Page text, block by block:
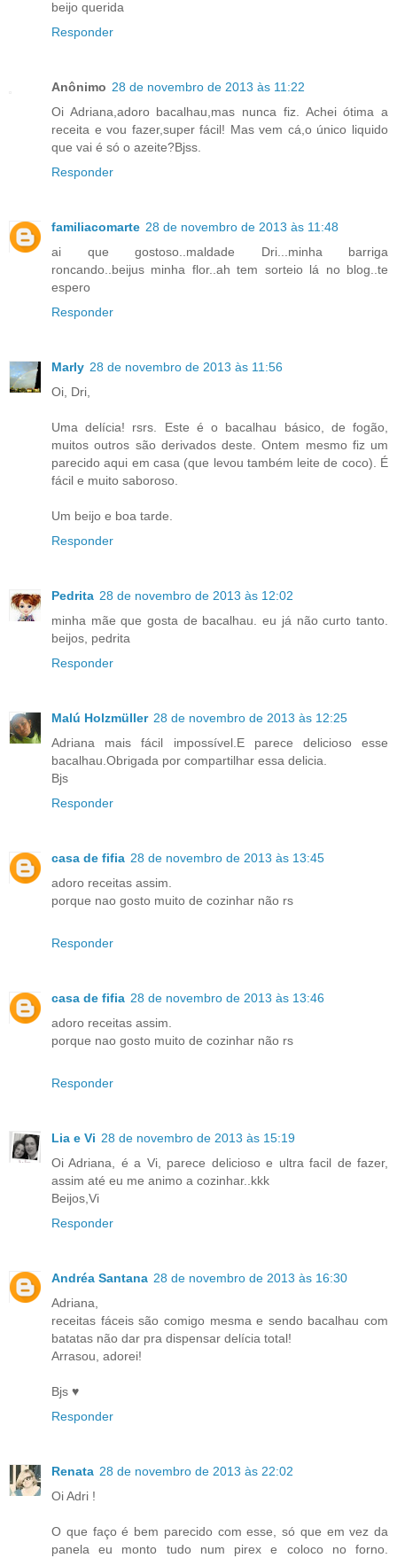
beijo querida
Responder
Anônimo 28 de novembro de 2013 às 11:22
Oi Adriana,adoro bacalhau,mas nunca fiz. Achei ótima a
receita e vou fazer,super fácil! Mas vem cá,o único liquido
que vai é só o azeite?Bjss.
Responder
familiacomarte 28 de novembro de 2013 às 11:48
ai que gostoso..maldade Dri...minha barriga
roncando..beijus minha flor..ah tem sorteio lá no blog..te
espero
Responder
Marly 28 de novembro de 2013 às 11:56
Oi, Dri,
Uma delícia! rsrs. Este é o bacalhau básico, de fogão,
muitos outros são derivados deste. Ontem mesmo fiz um
parecido aqui em casa (que levou também leite de coco). É
fácil e muito saboroso.
Um beijo e boa tarde.
Responder
Pedrita 28 de novembro de 2013 às 12:02
minha mãe que gosta de bacalhau. eu já não curto tanto.
beijos, pedrita
Responder
Malú Holzmüller 28 de novembro de 2013 às 12:25
Adriana mais fácil impossível.E parece delicioso esse
bacalhau.Obrigada por compartilhar essa delicia.
Bjs
Responder
casa de fifia 28 de novembro de 2013 às 13:45
adoro receitas assim.
porque nao gosto muito de cozinhar não rs
Responder
casa de fifia 28 de novembro de 2013 às 13:46
adoro receitas assim.
porque nao gosto muito de cozinhar não rs
Responder
Lia e Vi 28 de novembro de 2013 às 15:19
Oi Adriana, é a Vi, parece delicioso e ultra facil de fazer,
assim até eu me animo a cozinhar..kkk
Beijos,Vi
Responder
Andréa Santana 28 de novembro de 2013 às 16:30
Adriana,
receitas fáceis são comigo mesma e sendo bacalhau com
batatas não dar pra dispensar delícia total!
Arrasou, adorei!
Bjs ♥
Responder
Renata 28 de novembro de 2013 às 22:02
Oi Adri !
O que faço é bem parecido com esse, só que em vez da
panela eu monto tudo num pirex e coloco no forno.